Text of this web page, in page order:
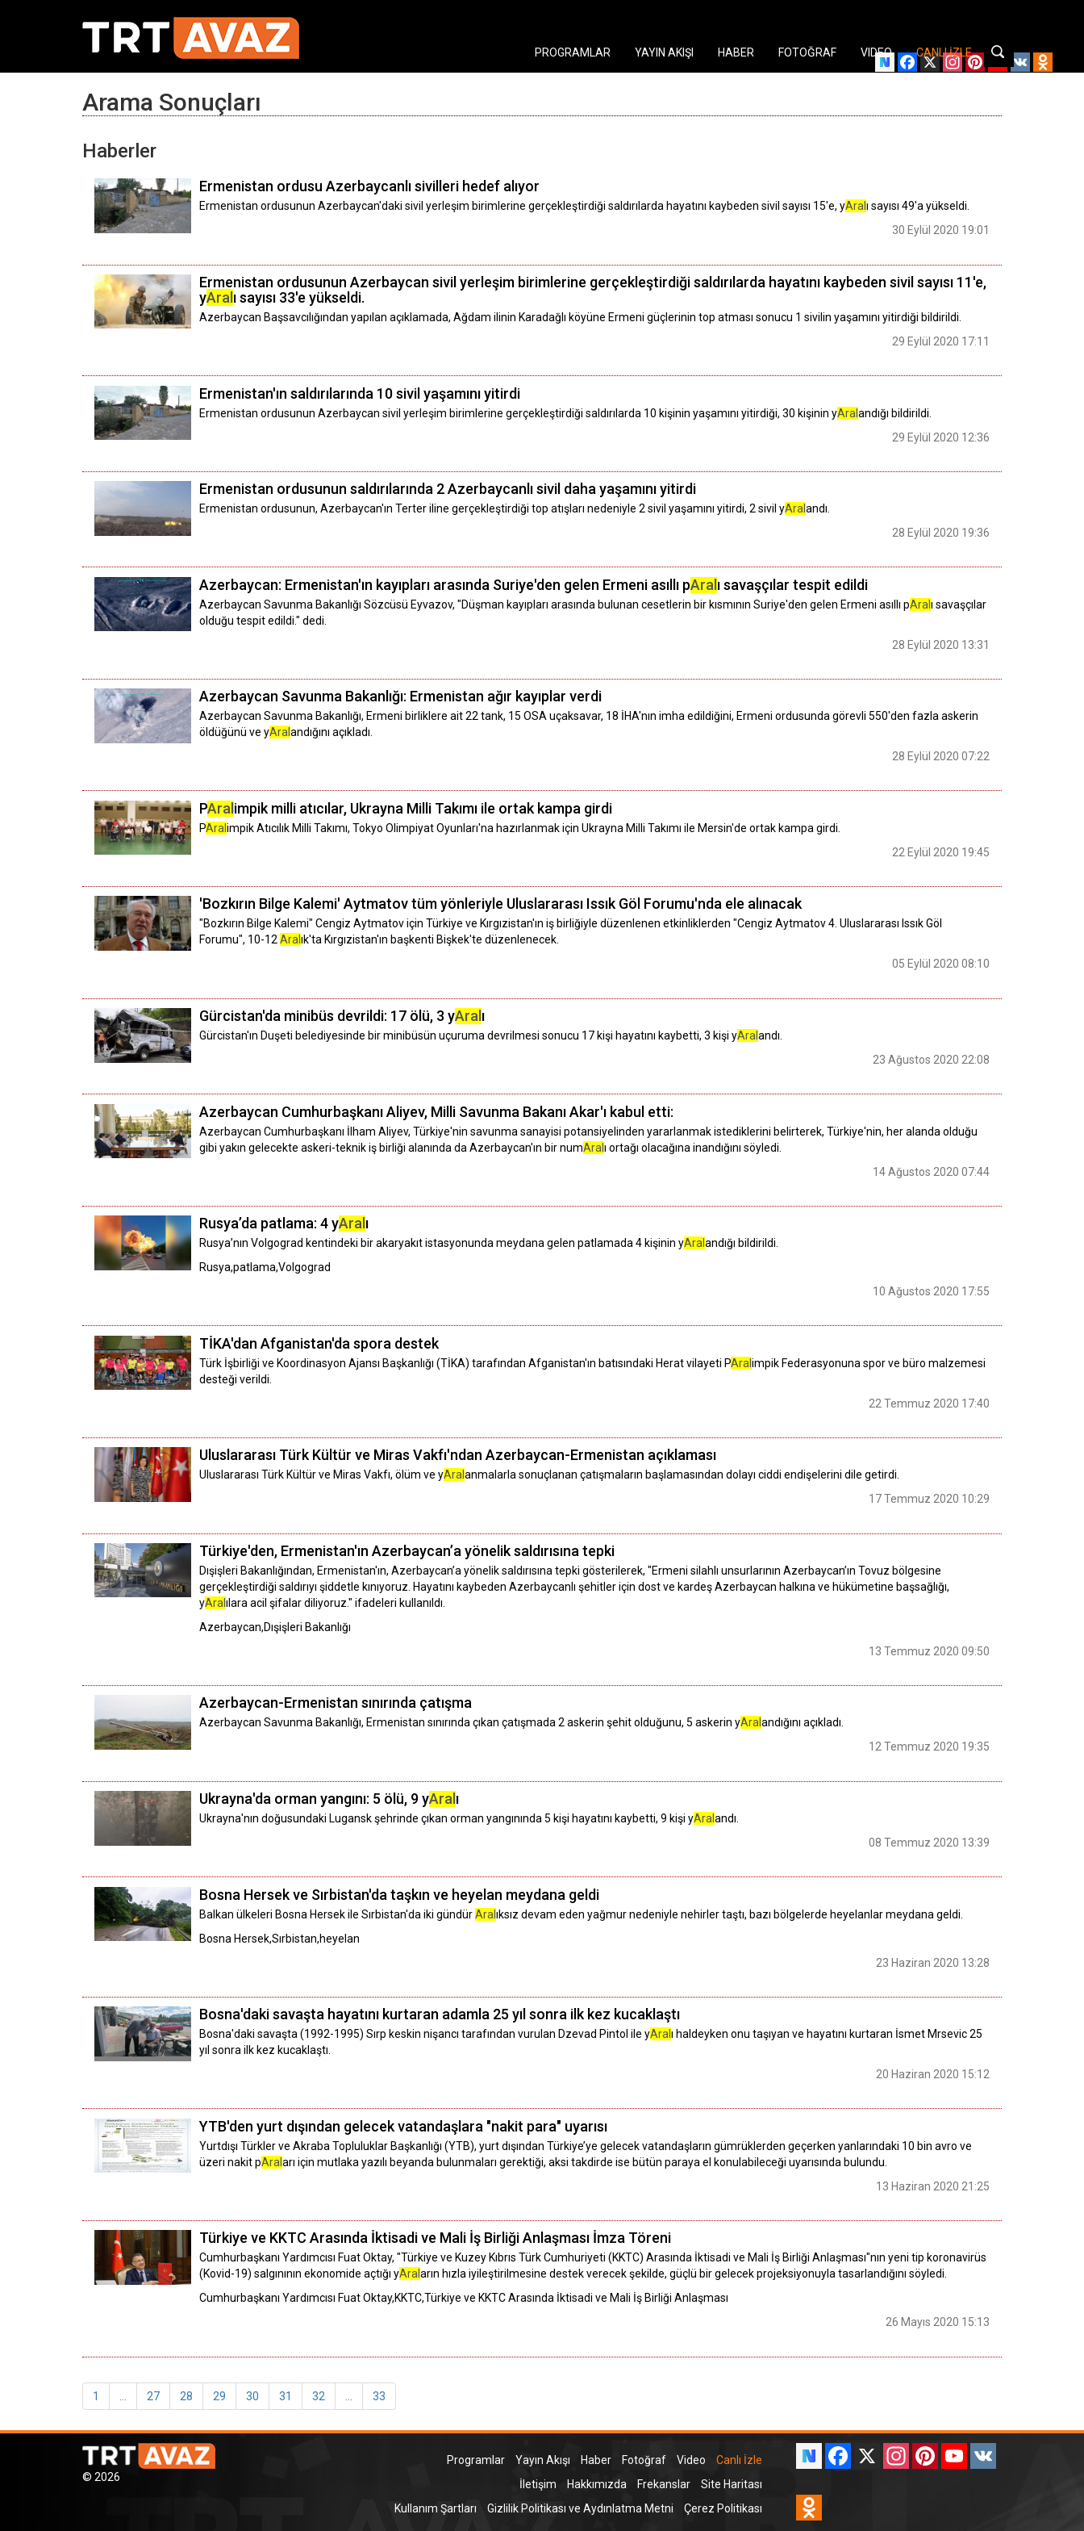
Facebook
X Instagram
PinterestYouTube
VK
PROGRAMLAR YAYIN AKIŞI HABER FOTOĞRAF VIDEO CANLI İZLE
Arama Sonuçları
Haberler
Ermenistan ordusu Azerbaycanlı sivilleri hedef alıyor
Ermenistan ordusunun Azerbaycan'daki sivil yerleşim birimlerine gerçekleştirdiği saldırılarda hayatını kaybeden sivil sayısı 15'e, yAralı sayısı 49'a yükseldi.
30 Eylül 2020 19:01
Ermenistan ordusunun Azerbaycan sivil yerleşim birimlerine gerçekleştirdiği saldırılarda hayatını kaybeden sivil sayısı 11'e,
yAral ı sayısı 33'e yükseldi.
Azerbaycan Başsavcılığından yapılan açıklamada, Ağdam ilinin Karadağlı köyüne Ermeni güçlerinin top atması sonucu 1 sivilin yaşamını yitirdiği bildirildi.
29 Eylül 2020 17:11
Ermenistan'ın saldırılarında 10 sivil yaşamını yitirdi
Ermenistan ordusunun Azerbaycan sivil yerleşim birimlerine gerçekleştirdiği saldırılarda 10 kişinin yaşamını yitirdiği, 30 kişinin yAralandığı bildirildi.
29 Eylül 2020 12:36
Ermenistan ordusunun saldırılarında 2 Azerbaycanlı sivil daha yaşamını yitirdi
Ermenistan ordusunun, Azerbaycan'ın Terter iline gerçekleştirdiği top atışları nedeniyle 2 sivil yaşamını yitirdi, 2 sivil yAral andı.
28 Eylül 2020 19:36
Azerbaycan: Ermenistan'ın kayıpları arasında Suriye'den gelen Ermeni asıllı pAralı savaşçılar tespit edildi
Azerbaycan Savunma Bakanlığı Sözcüsü Eyvazov, "Düşman kayıpları arasında bulunan cesetlerin bir kısmının Suriye'den gelen Ermeni asıllı pAral ı savaşçılar
olduğu tespit edildi." dedi.
28 Eylül 2020 13:31
Azerbaycan Savunma Bakanlığı: Ermenistan ağır kayıplar verdi
Azerbaycan Savunma Bakanlığı, Ermeni birliklere ait 22 tank, 15 OSA uçaksavar, 18 İHA'nın imha edildiğini, Ermeni ordusunda görevli 550'den fazla askerin
öldüğünü ve yAralandığını açıkladı.
28 Eylül 2020 07:22
PAral impik milli atıcılar, Ukrayna Milli Takımı ile ortak kampa girdi
PAral impik Atıcılık Milli Takımı, Tokyo Olimpiyat Oyunları'na hazırlanmak için Ukrayna Milli Takımı ile Mersin'de ortak kampa girdi.
22 Eylül 2020 19:45
'Bozkırın Bilge Kalemi' Aytmatov tüm yönleriyle Uluslararası Issık Göl Forumu'nda ele alınacak
"Bozkırın Bilge Kalemi" Cengiz Aytmatov için Türkiye ve Kırgızistan'ın iş birliğiyle düzenlenen etkinliklerden "Cengiz Aytmatov 4. Uluslararası Issık Göl
Forumu", 10-12Aralık'ta Kırgızistan'ın başkenti Bişkek'te düzenlenecek.
05 Eylül 2020 08:10
Gürcistan'da minibüs devrildi: 17 ölü, 3 yAral ı
Gürcistan'ın Duşeti belediyesinde bir minibüsün uçuruma devrilmesi sonucu 17 kişi hayatını kaybetti, 3 kişi yAral andı.
23 Ağustos 2020 22:08
Azerbaycan Cumhurbaşkanı Aliyev, Milli Savunma Bakanı Akar'ı kabul etti:
Azerbaycan Cumhurbaşkanı İlham Aliyev, Türkiye'nin savunma sanayisi potansiyelinden yararlanmak istediklerini belirterek, Türkiye'nin, her alanda olduğu
gibi yakın gelecekte askeri-teknik iş birliği alanında da Azerbaycan'ın bir numAralı ortağı olacağına inandığını söyledi.
14 Ağustos 2020 07:44
Rusya’da patlama: 4 yAral ı
Rusya’nın Volgograd kentindeki bir akaryakıt istasyonunda meydana gelen patlamada 4 kişinin yAral andığı bildirildi.
Rusya,patlama,Volgograd
10 Ağustos 2020 17:55
TİKA'dan Afganistan'da spora destek
Türk İşbirliği ve Koordinasyon Ajansı Başkanlığı (TİKA) tarafından Afganistan'ın batısındaki Herat vilayeti PAral impik Federasyonuna spor ve büro malzemesi
desteği verildi.
22 Temmuz 2020 17:40
Uluslararası Türk Kültür ve Miras Vakfı'ndan Azerbaycan-Ermenistan açıklaması
Uluslararası Türk Kültür ve Miras Vakfı, ölüm ve yAralanmalarla sonuçlanan çatışmaların başlamasından dolayı ciddi endişelerini dile getirdi.
17 Temmuz 2020 10:29
Türkiye'den, Ermenistan'ın Azerbaycan’a yönelik saldırısına tepki
Dışişleri Bakanlığından, Ermenistan'ın, Azerbaycan’a yönelik saldırısına tepki gösterilerek, "Ermeni silahlı unsurlarının Azerbaycan’ın Tovuz bölgesine
gerçekleştirdiği saldırıyı şiddetle kınıyoruz. Hayatını kaybeden Azerbaycanlı şehitler için dost ve kardeş Azerbaycan halkına ve hükümetine başsağlığı,
yAral ılara acil şifalar diliyoruz." ifadeleri kullanıldı.
Azerbaycan,Dışişleri Bakanlığı
13 Temmuz 2020 09:50
Azerbaycan-Ermenistan sınırında çatışma
Azerbaycan Savunma Bakanlığı, Ermenistan sınırında çıkan çatışmada 2 askerin şehit olduğunu, 5 askerin yAralandığını açıkladı.
12 Temmuz 2020 19:35
Ukrayna'da orman yangını: 5 ölü, 9 yAral ı
Ukrayna'nın doğusundaki Lugansk şehrinde çıkan orman yangınında 5 kişi hayatını kaybetti, 9 kişi yAral andı.
08 Temmuz 2020 13:39
Bosna Hersek ve Sırbistan'da taşkın ve heyelan meydana geldi
Balkan ülkeleri Bosna Hersek ile Sırbistan'da iki gündürAral ıksız devam eden yağmur nedeniyle nehirler taştı, bazı bölgelerde heyelanlar meydana geldi.
Bosna Hersek,Sırbistan,heyelan
23 Haziran 2020 13:28
Bosna'daki savaşta hayatını kurtaran adamla 25 yıl sonra ilk kez kucaklaştı
Bosna'daki savaşta (1992-1995) Sırp keskin nişancı tarafından vurulan Dzevad Pintol ile yAralı haldeyken onu taşıyan ve hayatını kurtaran İsmet Mrsevic 25
yıl sonra ilk kez kucaklaştı.
20 Haziran 2020 15:12
YTB'den yurt dışından gelecek vatandaşlara "nakit para" uyarısı
Yurtdışı Türkler ve Akraba Topluluklar Başkanlığı (YTB), yurt dışından Türkiye’ye gelecek vatandaşların gümrüklerden geçerken yanlarındaki 10 bin avro ve
üzeri nakit pAral arı için mutlaka yazılı beyanda bulunmaları gerektiği, aksi takdirde ise bütün paraya el konulabileceği uyarısında bulundu.
13 Haziran 2020 21:25
Türkiye ve KKTC Arasında İktisadi ve Mali İş Birliği Anlaşması İmza Töreni
Cumhurbaşkanı Yardımcısı Fuat Oktay, "Türkiye ve Kuzey Kıbrıs Türk Cumhuriyeti (KKTC) Arasında İktisadi ve Mali İş Birliği Anlaşması"nın yeni tip koronavirüs
(Kovid-19) salgınının ekonomide açtığı yAraların hızla iyileştirilmesine destek verecek şekilde, güçlü bir gelecek projeksiyonuyla tasarlandığını söyledi.
Cumhurbaşkanı Yardımcısı Fuat Oktay,KKTC,Türkiye ve KKTC Arasında İktisadi ve Mali İş Birliği Anlaşması
26 Mayıs 2020 15:13
1 27 28 29 30 31 32 33
© 2026
Programlar Yayın Akışı Haber Fotoğraf Video
Canlı İzle
İletişim
Hakkımızda Frekanslar
Site Haritası
Kullanım Şartları
Gizlilik Politikası ve Aydınlatma Metni Çerez Politikası
Facebook
X InstagramPinterestYouTube